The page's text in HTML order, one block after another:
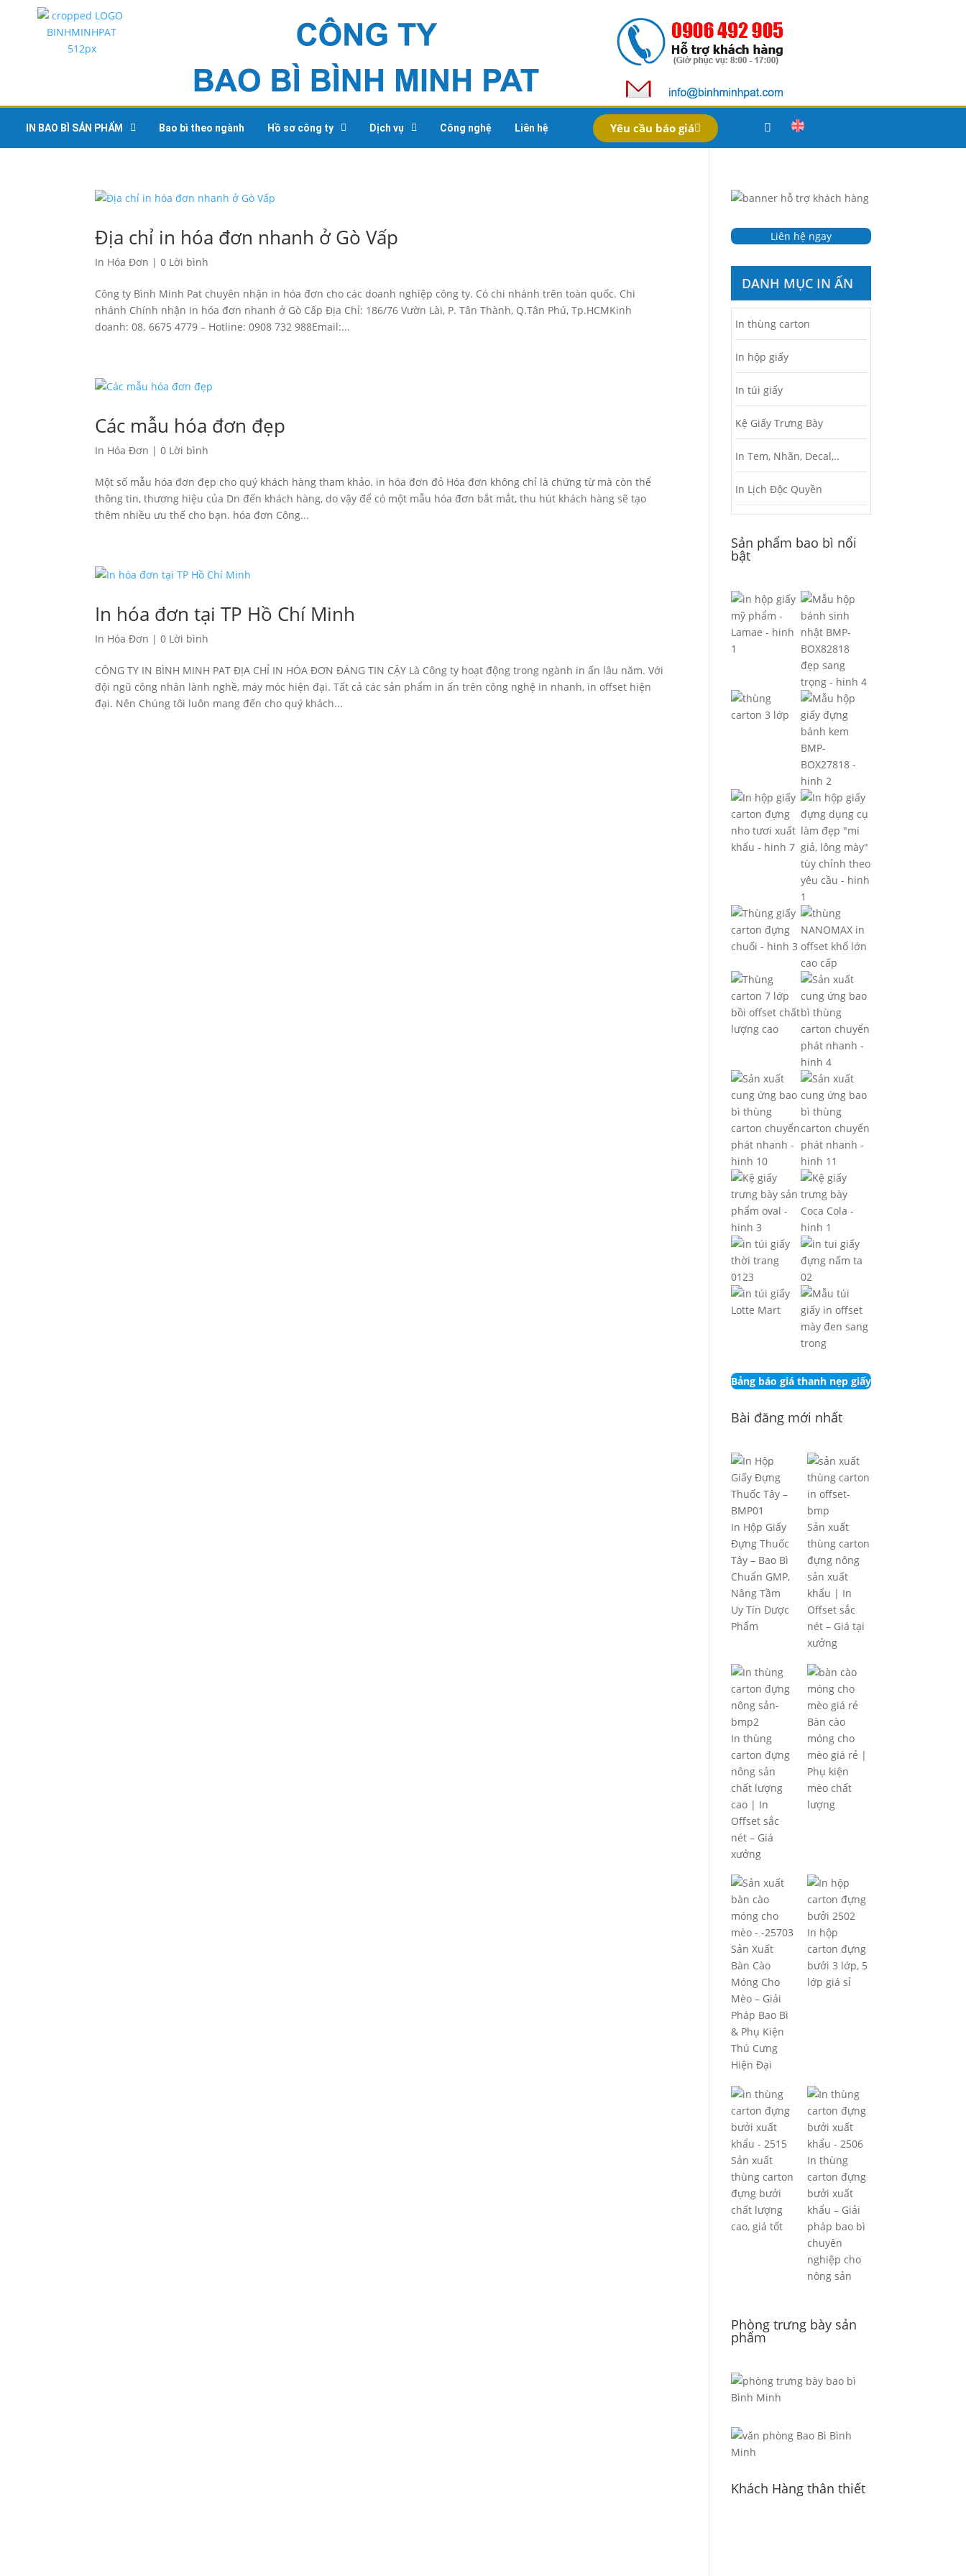
IN BAO BÌ SẢN PHẨM Bao bì theo ngành Hồ sơ công ty Dịch vụ Công nghệ Liên hệ Yêu cầu báo giá
Địa chỉ in hóa đơn nhanh ở Gò Vấp
In Hóa Đơn | 0 Lời bình
Công ty Bình Minh Pat chuyên nhận in hóa đơn cho các doanh nghiệp công ty. Có chi nhánh trên toàn quốc. Chi
nhánh Chính nhận in hóa đơn nhanh ở Gò Cấp Địa Chỉ: 186/76 Vườn Lài, P. Tân Thành, Q.Tân Phú, Tp.HCMKinh
doanh: 08. 6675 4779 – Hotline: 0908 732 988Email:...
Các mẫu hóa đơn đẹp
In Hóa Đơn | 0 Lời bình
Một số mẫu hóa đơn đẹp cho quý khách hàng tham khảo. in hóa đơn đỏ Hóa đơn không chỉ là chứng từ mà còn thể
thông tin, thương hiệu của Dn đến khách hàng, do vậy để có một mẫu hóa đơn bắt mắt, thu hút khách hàng sẽ tạo
thêm nhiều ưu thế cho bạn. hóa đơn Công...
In hóa đơn tại TP Hồ Chí Minh
In Hóa Đơn | 0 Lời bình
CÔNG TY IN BÌNH MINH PAT ĐỊA CHỈ IN HÓA ĐƠN ĐÁNG TIN CẬY Là Công ty hoạt động trong ngành in ấn lâu năm. Với
đội ngũ công nhân lành nghề, máy móc hiện đại. Tất cả các sản phẩm in ấn trên công nghệ in nhanh, in offset hiện
đại. Nên Chúng tôi luôn mang đến cho quý khách...
Liên hệ ngay
DANH MỤC IN ẤN
In thùng carton
In hộp giấy
In túi giấy
Kệ Giấy Trưng Bày
In Tem, Nhãn, Decal,..
In Lịch Độc Quyền
Sản phẩm bao bì nổi
bật
Bảng báo giá thanh nẹp giấy
Bài đăng mới nhất
In Hộp Giấy
Đựng Thuốc
Tây – Bao Bì
Chuẩn GMP,
Nâng Tầm
Uy Tín Dược
Phẩm
Sản xuất
thùng carton
đựng nông
sản xuất
khẩu | In
Offset sắc
nét – Giá tại
xưởng
In thùng
carton đựng
nông sản
chất lượng
cao | In
Offset sắc
nét – Giá
xưởng
Bàn cào
móng cho
mèo giá rẻ |
Phụ kiện
mèo chất
lượng
Sản Xuất
Bàn Cào
Móng Cho
Mèo – Giải
Pháp Bao Bì
& Phụ Kiện
Thú Cưng
Hiện Đại
In hộp
carton đựng
bưởi 3 lớp, 5
lớp giá sỉ
Sản xuất
thùng carton
đựng bưởi
chất lượng
cao, giá tốt
In thùng
carton đựng
bưởi xuất
khẩu – Giải
pháp bao bì
chuyên
nghiệp cho
nông sản
Phòng trưng bày sản
phẩm
Khách Hàng thân thiết